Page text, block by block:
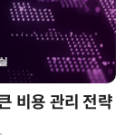
비용 관리 전략